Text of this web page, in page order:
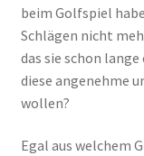
beim Golfspiel
Schlägen nicht
das sie schon
diese angenehme
wollen?
Egal aus welchem